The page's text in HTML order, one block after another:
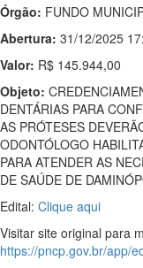
Órgão: FUNDO
Abertura: 31/12/2025
Valor: R$ 145.944,00
Objeto:
DENTÁRIAS PARA
AS PRÓTESES
ODONTÓLOGO
PARA ATENDER AS
DE SAÚDE DE
Edital: Clique aqui
Visitar site original para
https://pncp.gov.br/app/